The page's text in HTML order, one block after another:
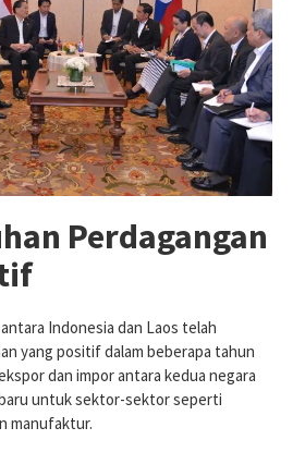
Perdagangan
Indonesia dan Laos telah
yang positif dalam beberapa tahun
dan impor antara kedua negara
untuk sektor-sektor seperti
manufaktur.